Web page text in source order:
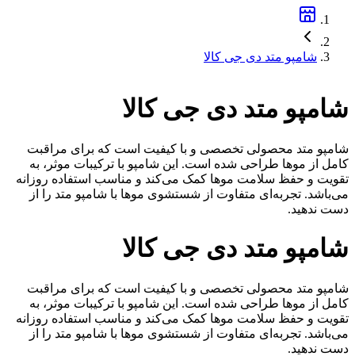
شامپو متد دی جی کالا
شامپو متد دی جی کالا
شامپو متد محصولی تخصصی و با کیفیت است که برای مراقبت
کامل از موها طراحی شده است. این شامپو با ترکیبات موثر، به
تقویت و حفظ سلامت موها کمک می‌کند و مناسب استفاده روزانه
می‌باشد. تجربه‌ای متفاوت از شستشوی موها با شامپو متد را از
دست ندهید.
شامپو متد دی جی کالا
شامپو متد محصولی تخصصی و با کیفیت است که برای مراقبت
کامل از موها طراحی شده است. این شامپو با ترکیبات موثر، به
تقویت و حفظ سلامت موها کمک می‌کند و مناسب استفاده روزانه
می‌باشد. تجربه‌ای متفاوت از شستشوی موها با شامپو متد را از
دست ندهید.